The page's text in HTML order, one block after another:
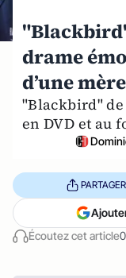
drame
d’une
"Blackbird" de
en DVD et au
Écoutez cet article
PARTAGER